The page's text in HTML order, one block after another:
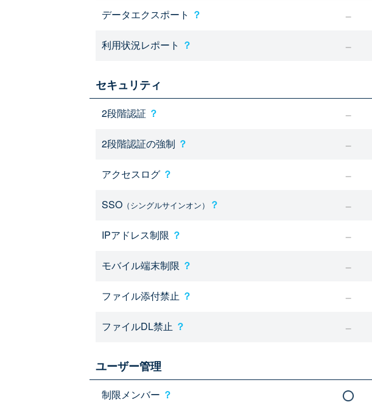
データエクスポート ？
利用状況レポート ？
セキュリティ
2段階認証 ？
2段階認証の強制 ？
アクセスログ ？
SSO （シングルサインオン） ？
IPアドレス制限 ？
モバイル端末制限 ？
ファイル添付禁止 ？
ファイルDL禁止 ？
ユーザー管理
制限メンバー ？